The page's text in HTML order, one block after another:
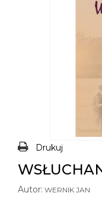
Drukuj
Autor: WERNIK JAN